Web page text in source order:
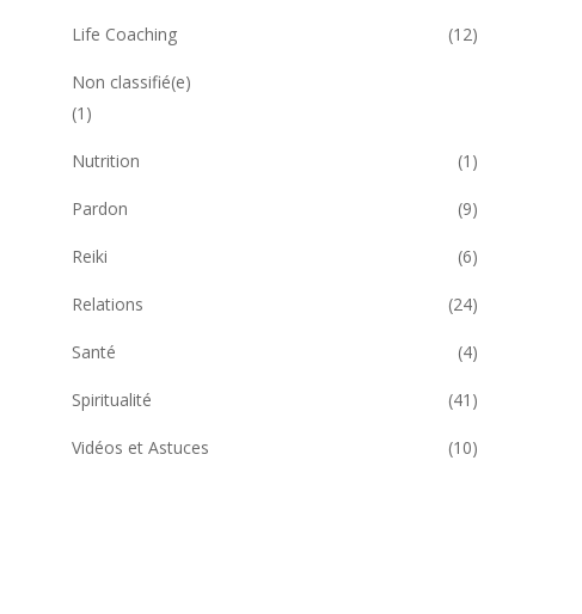
Life Coaching (12)
Non classifié(e)
(1)
Nutrition (1)
Pardon (9)
Reiki (6)
Relations (24)
Santé (4)
Spiritualité (41)
Vidéos et Astuces (10)